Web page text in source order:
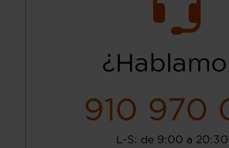
910 970
L-S: de 9:00 a